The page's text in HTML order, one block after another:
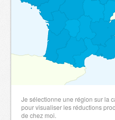
Je sélectionne une région sur la
pour visualiser les réductions
de chez moi.